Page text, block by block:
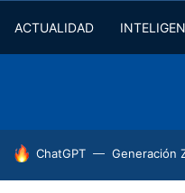
ACTUALIDAD
HOY SE HABLA DE
ChatGPT Generación